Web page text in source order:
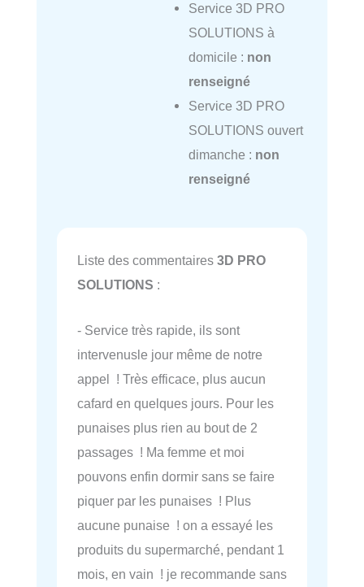
Service 3D PRO
SOLUTIONS à
domicile : non
renseigné
Service 3D PRO
SOLUTIONS ouvert
dimanche : non
renseigné
Liste des commentaires 3D PRO
SOLUTIONS :
- Service très rapide, ils sont
intervenusle jour même de notre
appel ! Très efficace, plus aucun
cafard en quelques jours. Pour les
punaises plus rien au bout de 2
passages ! Ma femme et moi
pouvons enfin dormir sans se faire
piquer par les punaises ! Plus
aucune punaise ! on a essayé les
produits du supermarché, pendant 1
mois, en vain ! je recommande sans